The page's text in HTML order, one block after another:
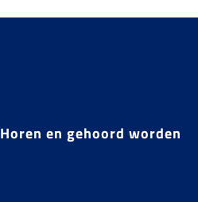
Horen en gehoord worden